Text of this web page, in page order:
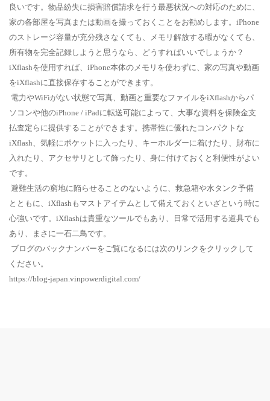
良いです。物品紛失に損害賠償請求を行う最悪状況への対応のために、
家の各部屋を写真または動画を撮っておくことをお勧めします。 iPhone
のストレージ容量が充分残さなくても、メモリ解放する暇がなくても、
所有物を完全記録しようと思うなら、どうすればいいでしょうか？
iXflashを使用すれば、 iPhone本体のメモリを使わずに、家の写真や動画
をiXflashに直接保存することができます。
電力やWiFiがない状態で写真、動画と重要なファイルをiXflashからパ
ソコンや他のiPhone / iPadに転送可能によって、大事な資料を保険金支
払査定らに提供することができます。携帯性に優れたコンパクトな
iXflash 、気軽にポケットに入ったり、キーホルダーに着けたり、財布に
入れたり、アクセサリとして飾ったり、身に付けておくと利便性がよい
です。
避難生活の窮地に陥らせることのないように、救急箱や水タンク予備
とともに、 iXflash もマストアイテムとして備えておくといざという時に
心強いです。 iXflashは貴重なツールでもあり、日常で活用する道具でも
あり、まさに一石二鳥です。
ブログのバックナンバーをご覧になるには次のリンクをクリックして
ください。
https://blog-japan.vinpowerdigital.com/